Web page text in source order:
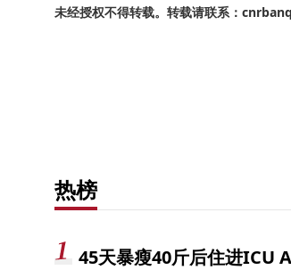
未经授权不得转载。转载请联系：
热榜
45天暴瘦40斤后住进ICU